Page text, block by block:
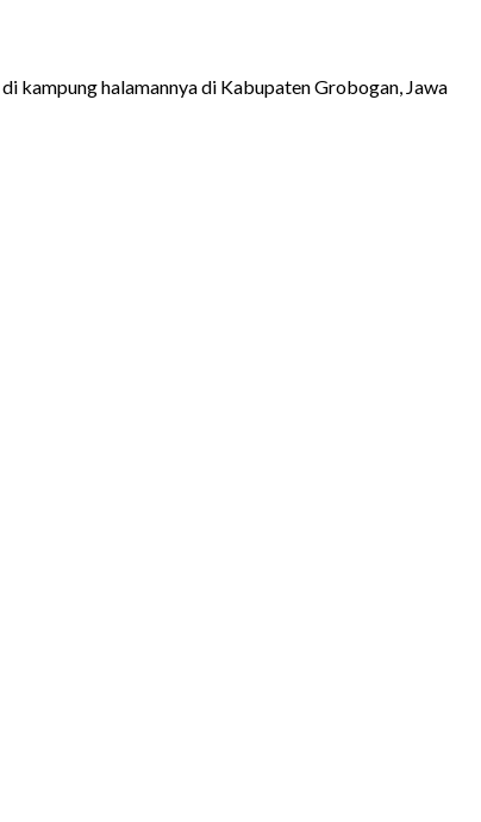
kampung halamannya di Kabupaten Grobogan, Jawa